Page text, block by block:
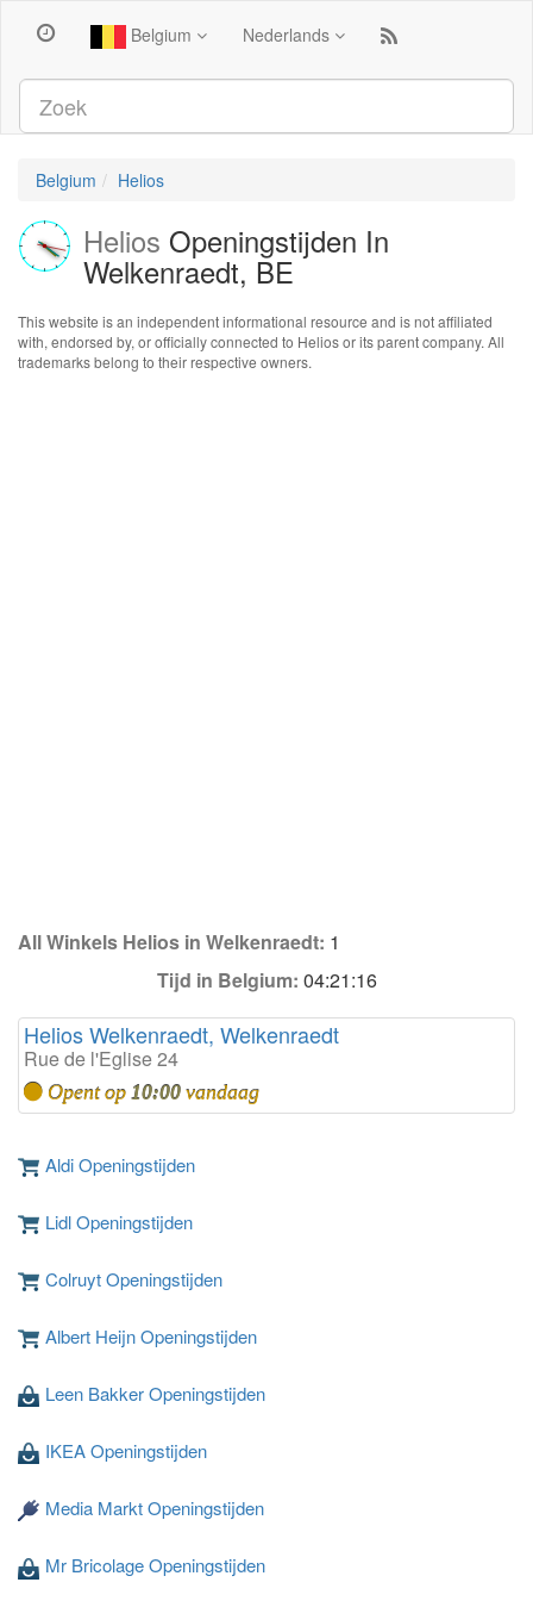
Belgium Nederlands
Belgium Helios
Helios Openingstijden In
Welkenraedt, BE
This website is an independent informational resource and is not affiliated
with, endorsed by, or officially connected to Helios or its parent company. All
trademarks belong to their respective owners.
All Winkels Helios in Welkenraedt: 1
Tijd in Belgium: 04:21:16
Helios Welkenraedt, Welkenraedt
Rue de l'Eglise 24
Opent op 10:00 vandaag
Aldi Openingstijden
Lidl Openingstijden
Colruyt Openingstijden
Albert Heijn Openingstijden
Leen Bakker Openingstijden
IKEA Openingstijden
Media Markt Openingstijden
Mr Bricolage Openingstijden